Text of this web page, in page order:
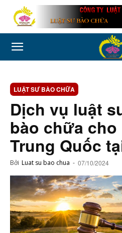
LUẬT SƯ BÀO CHỮA
Dịch vụ luật
bào chữa
Trung Quốc
Bởi Luat su bao chua - 07/10/2024